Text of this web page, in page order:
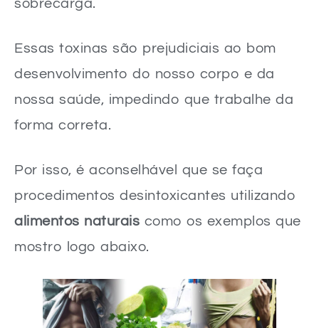
sobrecarga.
Essas toxinas são prejudiciais ao bom
desenvolvimento do nosso corpo e da
nossa saúde, impedindo que trabalhe da
forma correta.
Por isso, é aconselhável que se faça
procedimentos desintoxicantes utilizando
alimentos naturais como os exemplos que
mostro logo abaixo.